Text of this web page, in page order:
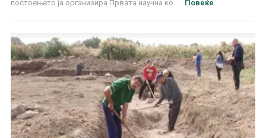
постоењето ја организира Првата научна ко ...
Повеќе